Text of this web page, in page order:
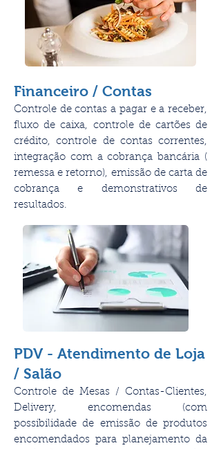
Financeiro / Contas
Controle de contas a pagar e a receber,
fluxo de caixa, controle de cartões de
crédito, controle de contas correntes,
integração com a cobrança bancária (
remessa e retorno), emissão de carta de
cobrança e demonstrativos de
resultados.
PDV - Atendimento de Loja
/ Salão
Controle de Mesas / Contas-Clientes,
Delivery, encomendas (com
possibilidade de emissão de produtos
encomendados para planejamento da